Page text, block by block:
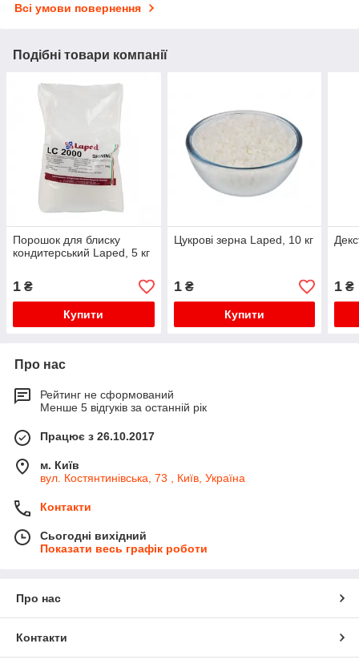
Всі умови повернення
Подібні товари компанії
Порошок для блиску
кондитерський Laped, 5 кг
1 ₴
Купити
Цукрові зерна Laped, 10 кг
1₴
Купити
1 ₴
Про нас
Рейтинг не сформований
Менше 5 відгуків за останній рік
Працює з 26.10.2017
м. Київ
вул. Костянтинівська, 73 , Київ, Україна
Контакти
Сьогодні вихідний
Показати весь графік роботи
Про нас
Контакти